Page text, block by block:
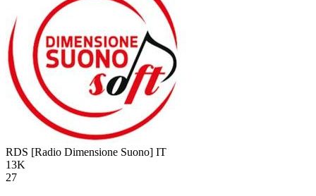
RDS [Radio Dimensione Suono] IT
13K
27